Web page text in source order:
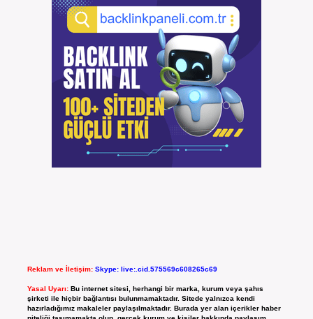
Reklam ve İletişim: Skype: live:.cid.575569c608265c69
Yasal Uyarı: Bu internet sitesi, herhangi bir marka, kurum veya şahıs
şirketi ile hiçbir bağlantısı bulunmamaktadır. Sitede yalnızca kendi
hazırladığımız makaleler paylaşılmaktadır. Burada yer alan içerikler haber